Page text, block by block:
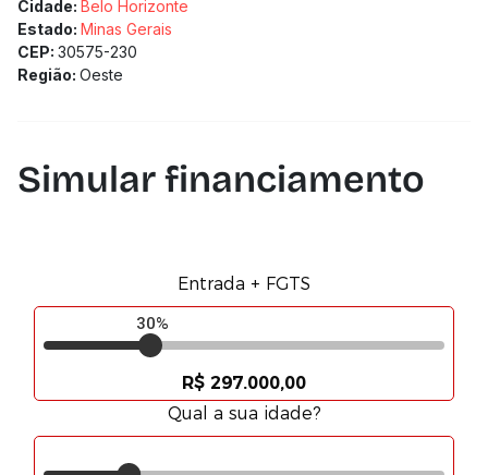
Cidade: Belo Horizonte
Estado: Minas Gerais
CEP: 30575-230
Região: Oeste
Simular financiamento